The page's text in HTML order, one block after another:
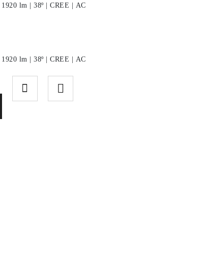
1920 lm |38º |CREE
AC
1920 lm |38º |CREE
AC